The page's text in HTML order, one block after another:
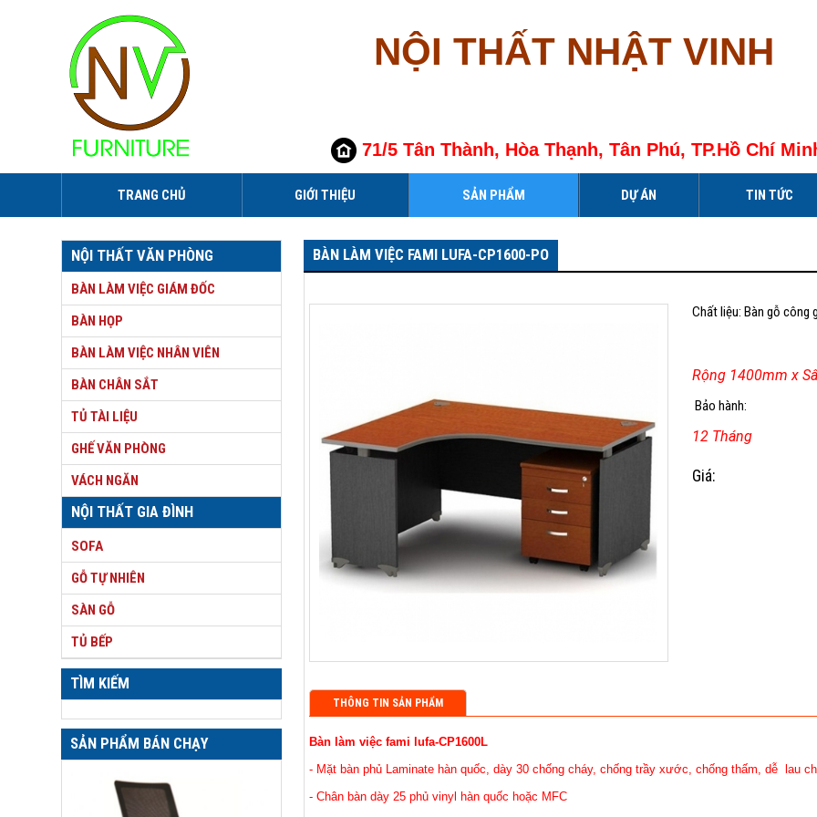
NỘI THẤT NHẬT VINH
71/5 Tân Thành, Hòa Thạnh, Tân Phú, TP.Hồ Chí
TRANG CHỦ GIỚI THIỆU SẢN PHẨM DỰ ÁN TIN TỨC
NỘI THẤT VĂN PHÒNG
BÀN LÀM VIỆC GIÁM ĐỐC
BÀN HỌP
BÀN LÀM VIỆC NHÂN VIÊN
BÀN CHÂN SẮT
TỦ TÀI LIỆU
GHẾ VĂN PHÒNG
VÁCH NGĂN
NỘI THẤT GIA ĐÌNH
SOFA
GỖ TỰ NHIÊN
SÀN GỖ
TỦ BẾP
TÌM KIẾM
SẢN PHẨM BÁN CHẠY
BÀN LÀM VIỆC FAMI LUFA-CP1600-PO
Chất liệu: Bàn gỗ công
Rộng 1400mm x
Bảo hành:
12 Tháng
Giá:
THÔNG TIN SẢN PHẨM
Bàn làm việc fami lufa-CP1600L
- Mặt bàn phủ Laminate hàn quốc, dày 30 chống cháy, chống trầy xước, chống thấm, dễ lau
- Chân bàn dày 25 phủ vinyl hàn quốc hoặc MFC